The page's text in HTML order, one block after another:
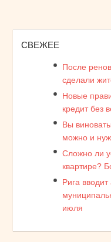
СВЕЖЕЕ
После
сделали
Новые
кредит без
Вы
можно и
Сложно ли
квартире?
Рига
июля